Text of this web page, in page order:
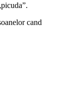
cand